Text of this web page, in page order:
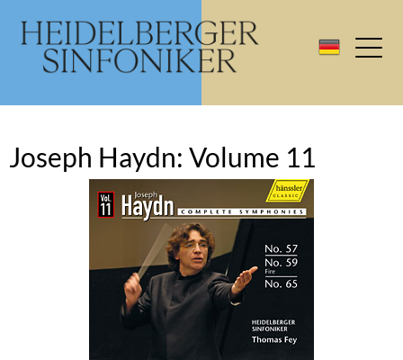
Joseph Haydn: Volume 11